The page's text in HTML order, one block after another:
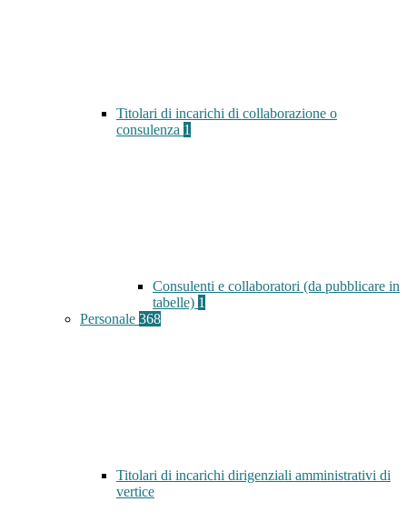
Titolari di incarichi di collaborazione o
consulenza 1
Consulenti e collaboratori (da pubblicare in
tabelle) 1
Personale 368
Titolari di incarichi dirigenziali amministrativi di
vertice